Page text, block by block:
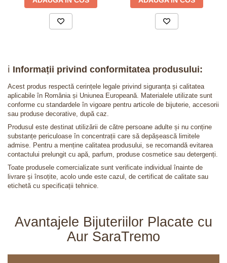
ℹ️ Informații privind conformitatea produsului:
Acest produs respectă cerințele legale privind siguranța și calitatea
aplicabile în România și Uniunea Europeană. Materialele utilizate sunt
conforme cu standardele în vigoare pentru articole de bijuterie, accesorii
sau produse decorative, după caz.
Produsul este destinat utilizării de către persoane adulte și nu conține
substanțe periculoase în concentrații care să depășească limitele
admise. Pentru a menține calitatea produsului, se recomandă evitarea
contactului prelungit cu apă, parfum, produse cosmetice sau detergenți.
Toate produsele comercializate sunt verificate individual înainte de
livrare și însoțite, acolo unde este cazul, de certificat de calitate sau
etichetă cu specificații tehnice.
Avantajele Bijuteriilor Placate cu
Aur SaraTremo